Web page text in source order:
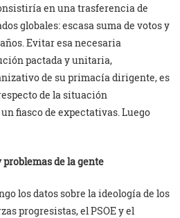
en una trasferencia de
globales: escasa suma de votos y
Evitar esa necesaria
pactada y unitaria,
de su primacía dirigente, es
de la situación
fiasco de expectativas. Luego
de la gente
los datos sobre la ideología de los
progresistas, el PSOE y el